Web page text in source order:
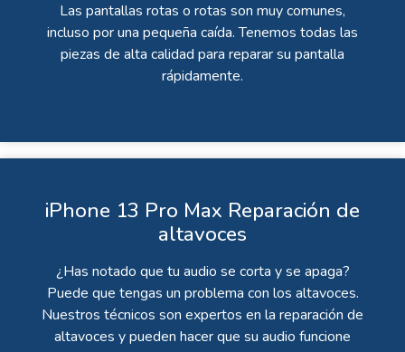
Las pantallas rotas o rotas son muy comunes,
incluso por una pequeña caída. Tenemos todas las
piezas de alta calidad para reparar su pantalla
rápidamente.
iPhone 13 Pro Max Reparación de
altavoces
¿Has notado que tu audio se corta y se apaga?
Puede que tengas un problema con los altavoces.
Nuestros técnicos son expertos en la reparación de
altavoces y pueden hacer que su audio funcione